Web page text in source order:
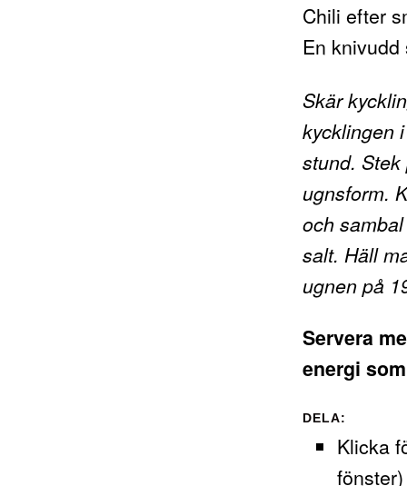
Chili efter
En
Skär
kycklingen
stund.
ugnsform.
och
salt. Häll
ugnen på
Servera
energi
DELA:
Klicka
fönster)